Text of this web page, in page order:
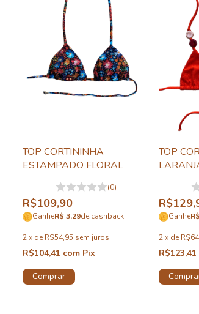
TOP CORTININHA
ESTAMPADO FLORAL
(0)
R$109,90
GanheR$ 3,29de cashback
2 x de R$54,95 sem juros
R$104,41 com Pix
Comprar
TOP
Ganhe
2 x de
R$123,41